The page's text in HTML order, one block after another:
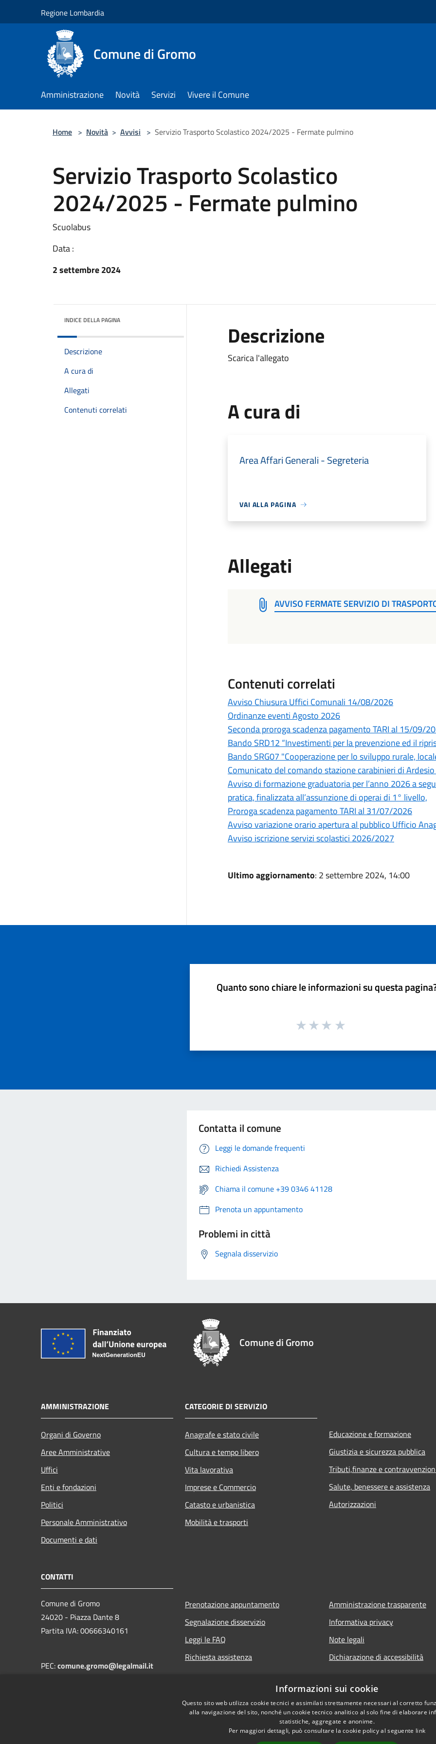
Regione Lombardia
Comune di Gromo
Amministrazione Novità Servizi Vivere il Comune
Home > Novità > Avvisi > Servizio Trasporto Scolastico 2024/2025 - Fermate pulmino
Servizio Trasporto Scolastico
2024/2025 - Fermate pulmino
Scuolabus
Data :
2 settembre 2024
INDICE DELLA PAGINA
Descrizione
A cura di
Allegati
Contenuti correlati
Descrizione
Scarica l'allegato
A cura di
Area Affari Generali - Segreteria
VAI ALLA PAGINA
Allegati
AVVISO FERMATE SERVIZIO DI
Contenuti correlati
Avviso Chiusura Uffici Comunali 14/08/2026
Ordinanze eventi Agosto 2026
Seconda proroga scadenza pagamento TARI al 15/09/
Bando SRD12 “Investimenti per la prevenzione ed il
Bando SRG07 "Cooperazione per lo sviluppo rurale,
Comunicato del comando stazione carabinieri di
Avviso di formazione graduatoria per l’anno 2026 a
pratica, finalizzata all’assunzione di operai di 1° livello,
Proroga scadenza pagamento TARI al 31/07/2026
Avviso variazione orario apertura al pubblico Ufficio
Avviso iscrizione servizi scolastici 2026/2027
Ultimo aggiornamento: 2 settembre 2024, 14:00
Quanto sono chiare le informazioni su questa
Contatta il comune
Leggi le domande frequenti
Richiedi Assistenza
Chiama il comune +39 0346 41128
Prenota un appuntamento
Problemi in città
Segnala disservizio
Comune di Gromo
AMMINISTRAZIONE
Organi di Governo
Aree Amministrative
Uffici
Enti e fondazioni
Politici
Personale Amministrativo
Documenti e dati
CATEGORIE DI SERVIZIO
Anagrafe e stato civile
Cultura e tempo libero
Vita lavorativa
Imprese e Commercio
Catasto e urbanistica
Mobilità e trasporti
Educazione e formazione
Giustizia e sicurezza pubblica
Tributi,finanze e
Salute, benessere e assistenza
Autorizzazioni
CONTATTI
Comune di Gromo
24020 - Piazza Dante 8
Partita IVA: 00666340161
PEC:comune.gromo@legalmail.it
Prenotazione appuntamento
Segnalazione disservizio
Leggi le FAQ
Richiesta assistenza
Amministrazione trasparente
Informativa privacy
Note legali
Dichiarazione di accessibilità
Informazioni sui cookie
Questo sito web utilizza cookie tecnici e assimilati strettamente necessari al corretto
alla navigazione del sito, nonché un cookie tecnico analitico al solo fine di elaborare
statistiche, aggregate e anonime.
Per maggiori dettagli, può consultare la cookie policy al seguente link